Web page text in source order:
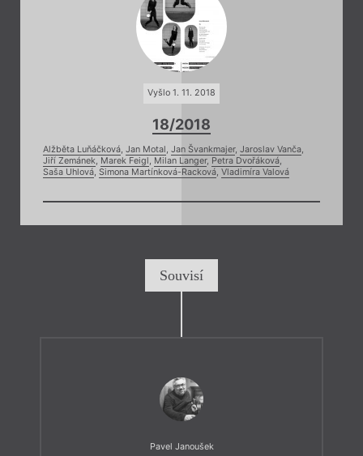
Vyšlo 1. 11. 2018
18/2018
Alžběta Luňáčková, Jan Motal, Jan Švankmajer, Jaroslav Vanča,
Jiří Zemánek, Marek Feigl, Milan Langer, Petra Dvořáková,
Saša Uhlová, Simona Martínková-Racková, Vladimíra Valová
Souvisí
Pavel Janoušek